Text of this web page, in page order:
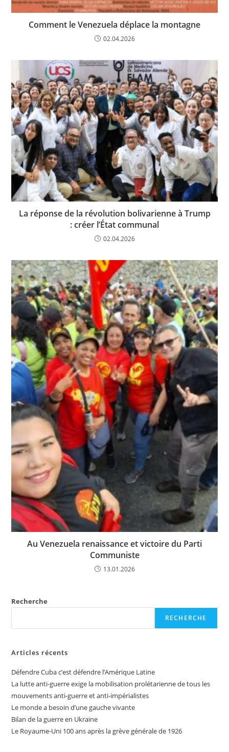
Comment le Venezuela déplace la montagne
02.04.2026
La réponse de la révolution bolivarienne à Trump
: créer l’État communal
02.04.2026
Au Venezuela renaissance et victoire du Parti
Communiste
13.01.2026
Recherche
RECHERCHE
Articles récents
Défendre Cuba c’est défendre l’Amérique Latine
La lutte anti-guerre exige la mobilisation prolétarienne de tous les
mouvements anti-guerre et anti-impérialistes
Le monde a besoin d’une gauche vivante
Bilan de la guerre en Ukraine
Le Royaume-Uni 100 ans après la grève générale de 1926